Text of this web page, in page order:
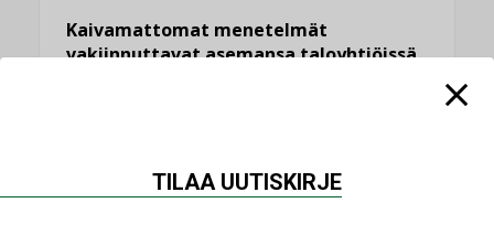
Kaivamattomat menetelmät
vakiinnuttavat asemansa taloyhtiöissä
TILAA UUTISKIRJE